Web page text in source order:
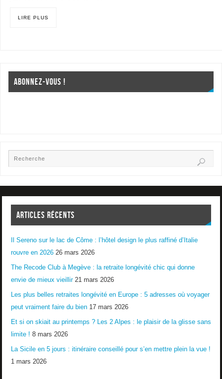
LIRE PLUS
ABONNEZ-VOUS !
ARTICLES RÉCENTS
Il Sereno sur le lac de Côme : l’hôtel design le plus raffiné d’Italie
rouvre en 2026 26 mars 2026
The Recode Club à Megève : la retraite longévité chic qui donne
envie de mieux vieillir 21 mars 2026
Les plus belles retraites longévité en Europe : 5 adresses où voyager
peut vraiment faire du bien 17 mars 2026
Et si on skiait au printemps ? Les 2 Alpes : le plaisir de la glisse sans
limite ! 8 mars 2026
La Sicile en 5 jours : itinéraire conseillé pour s’en mettre plein la vue !
1 mars 2026